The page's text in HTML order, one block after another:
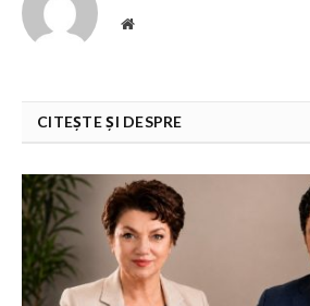
Website
CITEȘTE ȘI DESPRE